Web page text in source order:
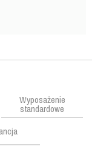
Wyposażenie
standardowe